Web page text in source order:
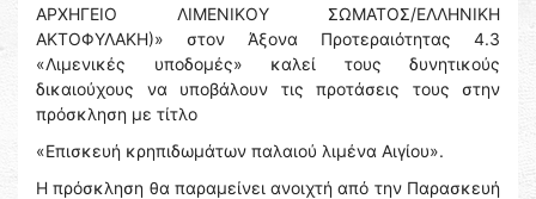
ΑΡΧΗΓΕΙΟ ΛΙΜΕΝΙΚΟΥ ΣΩΜΑΤΟΣ/ΕΛΛΗΝΙΚΗ
ΑΚΤΟΦΥΛΑΚΗ)» στον Άξονα Προτεραιότητας 4.3
«Λιμενικές υποδομές» καλεί τους δυνητικούς
δικαιούχους να υποβάλουν τις προτάσεις τους στην
πρόσκληση με τίτλο
«Επισκευή κρηπιδωμάτων παλαιού λιμένα Αιγίου».
Η πρόσκληση θα παραμείνει ανοιχτή από την Παρασκευή